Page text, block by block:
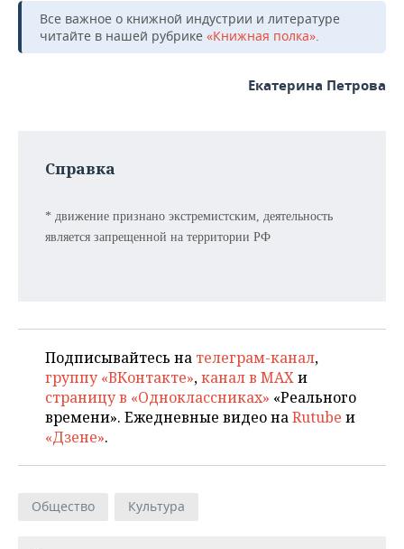
Все важное о книжной индустрии и литературе
читайте в нашей рубрике «Книжная полка».
Екатерина Петрова
Справка
* движение признано экстремистским, деятельность
является запрещенной на территории РФ
Подписывайтесь на телеграм-канал,
группу «ВКонтакте»,канал в MAXи
страницу в «Одноклассниках» «Реального
времени». Ежедневные видео наRutube и
«Дзене».
Общество Культура